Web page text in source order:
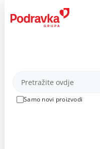
content
Proizvodi
Samo novi proizvodi